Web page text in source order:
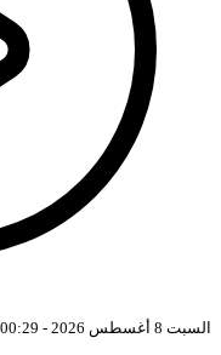
السبت 8 أغسطس 2026 - 00:29